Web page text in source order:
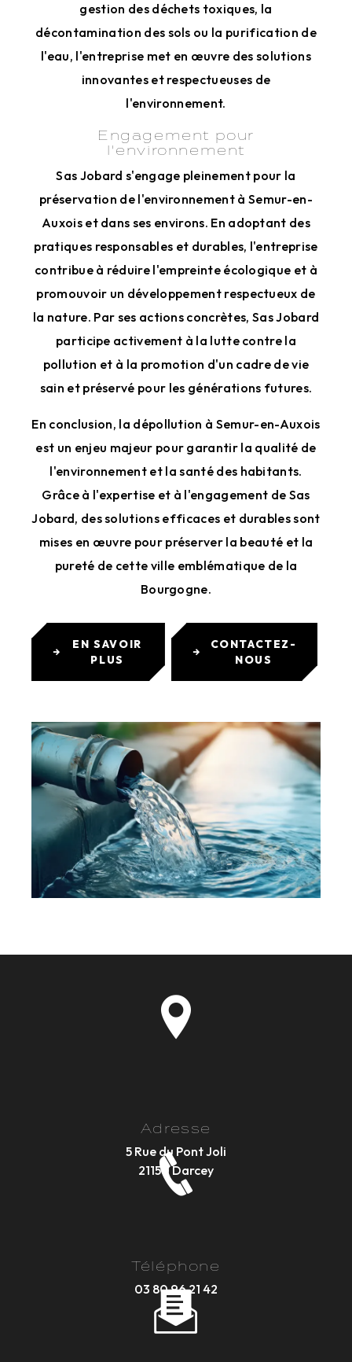
gestion des déchets toxiques, la
décontamination des sols ou la purification de
l'eau, l'entreprise met en œuvre des solutions
innovantes et respectueuses de
l'environnement.
Engagement pour
l'environnement
Sas Jobard s'engage pleinement pour la
préservation de l'environnement à Semur-en-
Auxois et dans ses environs. En adoptant des
pratiques responsables et durables, l'entreprise
contribue à réduire l'empreinte écologique et à
promouvoir un développement respectueux de
la nature. Par ses actions concrètes, Sas Jobard
participe activement à la lutte contre la
pollution et à la promotion d'un cadre de vie
sain et préservé pour les générations futures.
En conclusion, la dépollution à Semur-en-Auxois
est un enjeu majeur pour garantir la qualité de
l'environnement et la santé des habitants.
Grâce à l'expertise et à l'engagement de Sas
Jobard, des solutions efficaces et durables sont
mises en œuvre pour préserver la beauté et la
pureté de cette ville emblématique de la
Bourgogne.
EN SAVOIR
PLUS
CONTACTEZ-
NOUS
Adresse
5 Rue du Pont Joli
21150 Darcey
Téléphone
03 80 96 21 42